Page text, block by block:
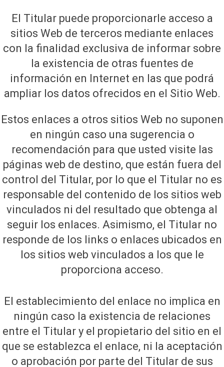
El Titular puede proporcionarle acceso a
sitios Web de terceros mediante enlaces
con la finalidad exclusiva de informar sobre
la existencia de otras fuentes de
información en Internet en las que podrá
ampliar los datos ofrecidos en el Sitio Web.
Estos enlaces a otros sitios Web no suponen
en ningún caso una sugerencia o
recomendación para que usted visite las
páginas web de destino, que están fuera del
control del Titular, por lo que el Titular no es
responsable del contenido de los sitios web
vinculados ni del resultado que obtenga al
seguir los enlaces. Asimismo, el Titular no
responde de los links o enlaces ubicados en
los sitios web vinculados a los que le
proporciona acceso.
El establecimiento del enlace no implica en
ningún caso la existencia de relaciones
entre el Titular y el propietario del sitio en el
que se establezca el enlace, ni la aceptación
o aprobación por parte del Titular de sus